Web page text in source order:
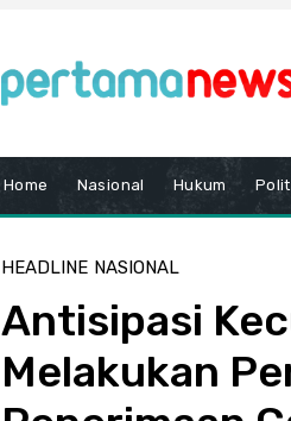
Home Nasional Hukum
HEADLINE NASIONAL
Antisipasi
Melakukan